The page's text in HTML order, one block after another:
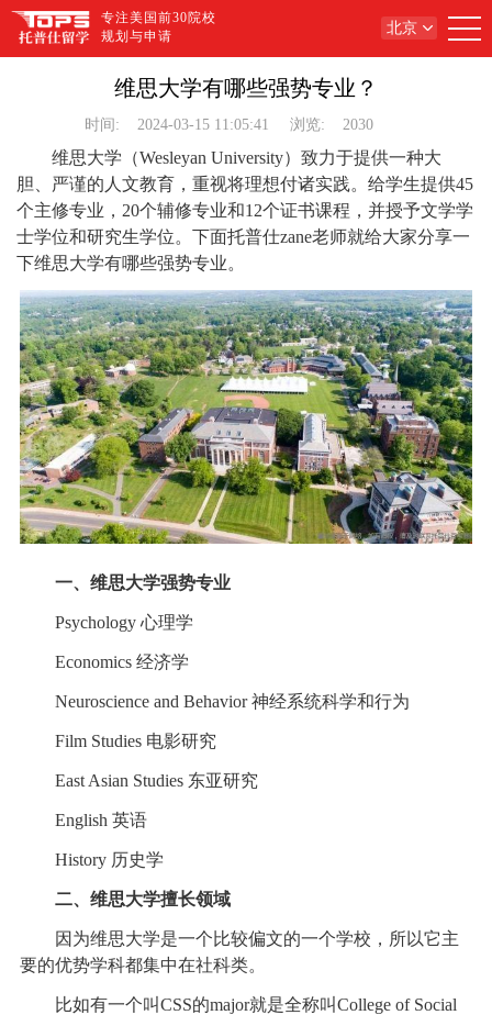
专注美国前30院校
规划与申请
北京
维思大学有哪些强势专业？
时间: 2024-03-15 11:05:41 浏览: 2030
维思大学（Wesleyan University）致力于提供一种大
胆、严谨的人文教育，重视将理想付诸实践。给学生提供45
个主修专业，20个辅修专业和12个证书课程，并授予文学学
士学位和研究生学位。下面托普仕zane老师就给大家分享一
下维思大学有哪些强势专业。
一、维思大学强势专业
Psychology 心理学
Economics 经济学
Neuroscience and Behavior 神经系统科学和行为
Film Studies 电影研究
East Asian Studies 东亚研究
English 英语
History 历史学
二、维思大学擅长领域
因为维思大学是一个比较偏文的一个学校，所以它主
要的优势学科都集中在社科类。
比如有一个叫CSS的major就是全称叫College of Social